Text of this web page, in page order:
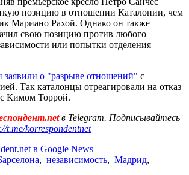
позицию в отношении Каталонии, чем
Мариано Рахой. Однако он также
свою позицию против любого
или попытки отделения
заявили о "разрыве отношений" с
Так каталонцы отреагировали на отказ
с Кимом Торрой.
в Telegram. Подписывайтесь
t.me/korrespondentnet
в Google News
, независимость, Мадрид,